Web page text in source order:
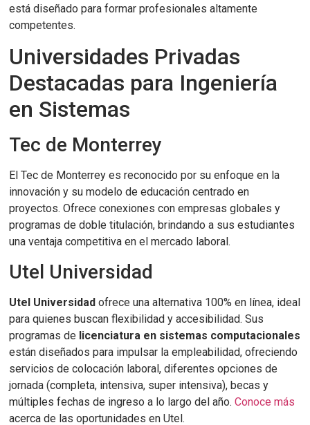
está diseñado para formar profesionales altamente
competentes.
Universidades Privadas
Destacadas para Ingeniería
en Sistemas
Tec de Monterrey
El Tec de Monterrey es reconocido por su enfoque en la
innovación y su modelo de educación centrado en
proyectos. Ofrece conexiones con empresas globales y
programas de doble titulación, brindando a sus estudiantes
una ventaja competitiva en el mercado laboral.
Utel Universidad
Utel Universidad ofrece una alternativa 100% en línea, ideal
para quienes buscan flexibilidad y accesibilidad. Sus
programas de licenciatura en sistemas computacionales
están diseñados para impulsar la empleabilidad, ofreciendo
servicios de colocación laboral, diferentes opciones de
jornada (completa, intensiva, super intensiva), becas y
múltiples fechas de ingreso a lo largo del año.Conoce más
acerca de las oportunidades en Utel.